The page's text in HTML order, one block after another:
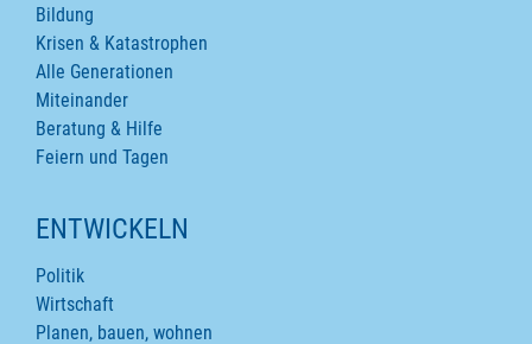
Bildung
Krisen & Katastrophen
Alle Generationen
Miteinander
Beratung & Hilfe
Feiern und Tagen
ENTWICKELN
Politik
Wirtschaft
Planen, bauen, wohnen